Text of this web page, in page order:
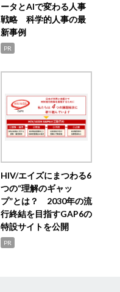
ータとAIで変わる人事
戦略 科学的人事の最
新事例
PR
HIV/エイズにまつわる6
つの“理解のギャッ
プ”とは？ 2030年の流
行終結を目指すGAP6の
特設サイトを公開
PR